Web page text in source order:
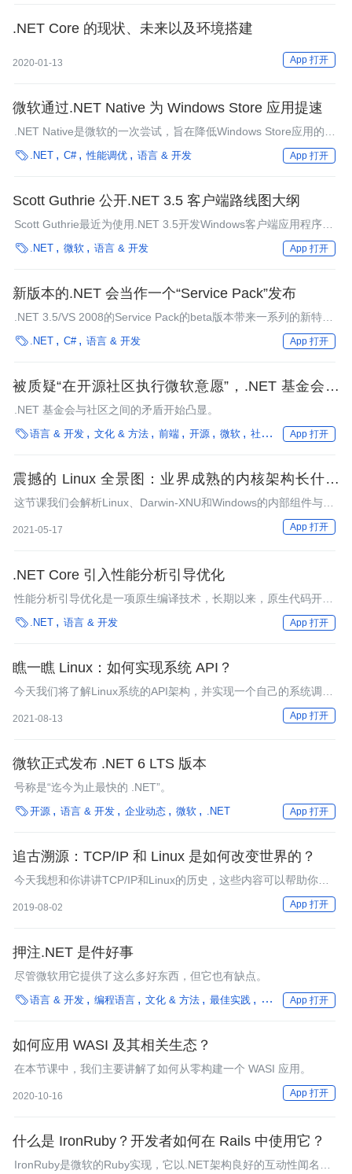
.NET Core 的现状、未来以及环境搭建
2020-01-13 App 打开
微软通过.NET Native 为 Windows Store 应用提速
.NET Native是微软的一次尝试，旨在降低Windows Store应用的启
动时间和内存占用。
 .NET C# 性能调优 语言 & 开发 App 打开
Scott Guthrie 公开.NET 3.5 客户端路线图大纲
Scott Guthrie最近为使用.NET 3.5开发Windows客户端应用程序的
开发人员所希望的改进进行了大致的描述。这些改变会在接下来的
几个月里发布。
 .NET 微软 语言 & 开发 App 打开
新版本的.NET 会当作一个“Service Pack”发布
.NET 3.5/VS 2008的Service Pack的beta版本带来一系列的新特性
和类库，包括ADO.NET实体框架（ Entity Framework ）和数据服
务（Data Services），此版本只影响到客户端程序，并修改了大
3.5版本本身的意义是一样的。
 .NET C# 语言 & 开发 App 打开
被质疑“在开源社区执行微软意愿”，.NET 基金会前
董事为其提交的 PR 道歉并辞职
.NET 基金会与社区之间的矛盾开始凸显。
语言 & 开发 文化 & 方法 前端 开源 微软 社区 .NET
App 打开
震撼的 Linux 全景图：业界成熟的内核架构长什么
样？
这节课我们会解析Linux、Darwin-XNU和Windows的内部组件与结
2021-05-17 App 打开
.NET Core 引入性能分析引导优化
性能分析引导优化是一项原生编译技术，长期以来，原生代码开发
人员（即Visual C++）一直在使用这项技术。微软宣布，.NET
Core开发人员现在可以在Windows x86/x64和Linux x64上使用这
 .NET 语言 & 开发 App 打开
瞧一瞧 Linux：如何实现系统 API？
今天我们将了解Linux系统的API架构，并实现一个自己的系统调
2021-08-13 App 打开
微软正式发布 .NET 6 LTS 版本
号称是“迄今为止最快的 .NET”。
开源 语言 & 开发 企业动态 微软 .NET App 打开
追古溯源：TCP/IP 和 Linux 是如何改变世界的？
今天我想和你讲讲TCP/IP和Linux的历史，这些内容可以帮助你理
2019-08-02 App 打开
押注.NET 是件好事
尽管微软用它提供了这么多好东西，但它也有缺点。
语言 & 开发 编程语言 文化 & 方法 最佳实践 方法论App 打开
如何应用 WASI 及其相关生态？
在本节课中，我们主要讲解了如何从零构建一个 WASI 应用。
2020-10-16 App 打开
什么是 IronRuby？开发者如何在 Rails 中使用它？
IronRuby是微软的Ruby实现，它以.NET架构良好的互动性闻名于